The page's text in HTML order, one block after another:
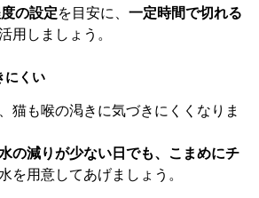
の設定を目安に、 一定時間で切れる
用しましょう。
にくい
猫も喉の渇きに気づきにくくなりま
の減りが少ない日でも、こまめにチ
を用意してあげましょう。